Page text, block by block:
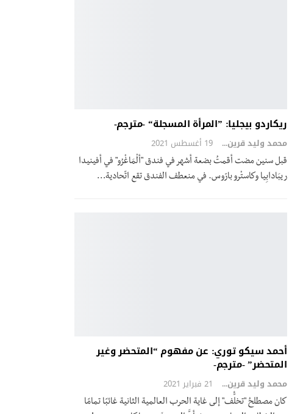
ريكاردو بيجليا: ”المرأة المسجلة“ -مترجم-
محمد وليد قرين 19 أغسطس 2021
قبل سنين مضت أقمتُ بضعة أشهر في فندق "ألْمَاغْرُو" في أفينيدا
ريبَادابِيا وكاستْرو بارّوس. في منعطف الفندق تقع اتّحادية…
أحمد سيكو توري: عن مفهوم “المتحضر وغير
المتحضر” -مترجم-
محمد وليد قرين 21 فبراير 2021
كان مصطلحُ "تخلُّف" إلى غاية الحرب العالمية الثانية غائبًا تمامًا